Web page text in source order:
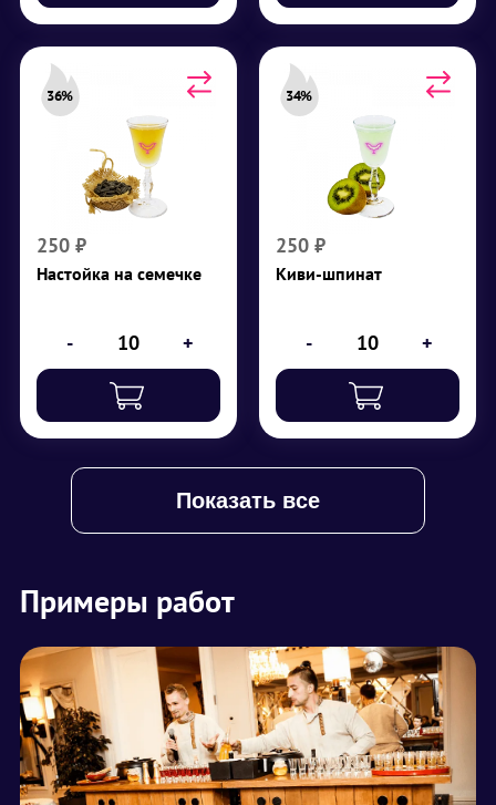
36%
250 ₽
Настойка на семечке
- +
Настойка на семечке
Крепость 36%
Водка, жареные
семечки, сахар в
кубиках, оливка
34%
250 ₽
Киви-шпинат
- +
Киви-шпинат
Крепость 34%
Сироп киви, водка,
киви, шпинат
Показать все
Примеры работ